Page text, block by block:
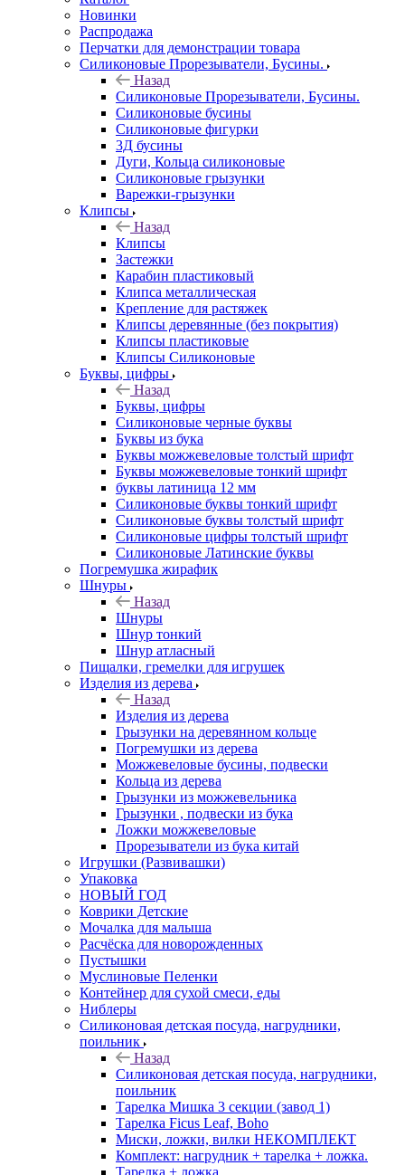
Новинки
Распродажа
Перчатки для демонстрации товара
Силиконовые Прорезыватели, Бусины.
Назад
Силиконовые Прорезыватели, Бусины.
Силиконовые бусины
Силиконовые фигурки
3Д бусины
Дуги, Кольца силиконовые
Силиконовые грызунки
Варежки-грызунки
Клипсы
Назад
Клипсы
Застежки
Карабин пластиковый
Клипса металлическая
Крепление для растяжек
Клипсы деревянные (без покрытия)
Клипсы пластиковые
Клипсы Силиконовые
Буквы, цифры
Назад
Буквы, цифры
Силиконовые черные буквы
Буквы из бука
Буквы можжевеловые толстый шрифт
Буквы можжевеловые тонкий шрифт
буквы латиница 12 мм
Силиконовые буквы тонкий шрифт
Силиконовые буквы толстый шрифт
Силиконовые цифры толстый шрифт
Силиконовые Латинские буквы
Погремушка жирафик
Шнуры
Назад
Шнуры
Шнур тонкий
Шнур атласный
Пищалки, гремелки для игрушек
Изделия из дерева
Назад
Изделия из дерева
Грызунки на деревянном кольце
Погремушки из дерева
Можжевеловые бусины, подвески
Кольца из дерева
Грызунки из можжевельника
Грызунки , подвески из бука
Ложки можжевеловые
Прорезыватели из бука китай
Игрушки (Развивашки)
Упаковка
НОВЫЙ ГОД
Коврики Детские
Мочалка для малыша
Расчёска для новорожденных
Пустышки
Муслиновые Пеленки
Контейнер для сухой смеси, еды
Ниблеры
Силиконовая детская посуда, нагрудники,
поильник
Назад
Силиконовая детская посуда, нагрудники,
поильник
Тарелка Мишка 3 секции (завод 1)
Тарелка Ficus Leaf, Boho
Миски, ложки, вилки НЕКОМПЛЕКТ
Комплект: нагрудник + тарелка + ложка.
Тарелка + ложка